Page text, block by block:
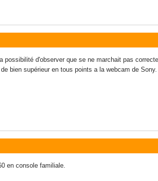
possibilité d'observer que se ne marchait pas
bien supérieur en tous points a la webcam de Sony.
en console familiale.